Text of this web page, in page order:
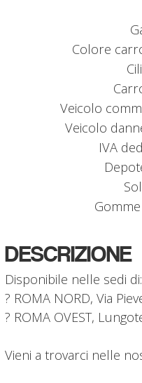
Colore
Veicolo
Veicolo
IVA
DESCRIZIONE
Disponibile nelle sedi di:
? ROMA NORD, Via
? ROMA OVEST,
Vieni a trovarci nelle